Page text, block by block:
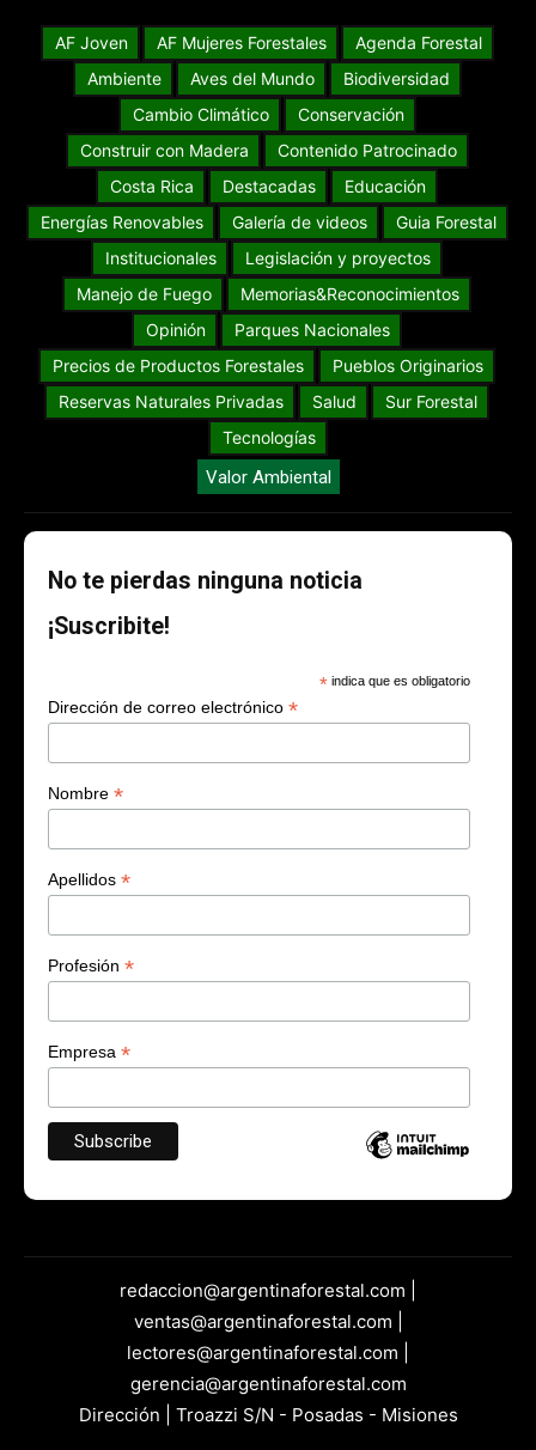
AF Joven AF Mujeres Forestales
Agenda Forestal
Ambiente
Aves del Mundo
Biodiversidad
Cambio Climático
Conservación
Construir con Madera
Contenido Patrocinado
Costa Rica
Destacadas
Educación
Energías Renovables
Galería de videos
Guia Forestal
Institucionales
Legislación y proyectos
Manejo de Fuego
Memorias&Reconocimientos
Opinión
Parques Nacionales
Precios de Productos Forestales
Pueblos Originarios
Reservas Naturales Privadas
Salud
Sur Forestal
Tecnologías
Valor Ambiental
No te pierdas ninguna noticia
¡Suscribite!
* indica que es obligatorio
Dirección de correo electrónico *
Nombre *
Apellidos *
Profesión *
Empresa *
redaccion@argentinaforestal.com |
ventas@argentinaforestal.com |
lectores@argentinaforestal.com |
gerencia@argentinaforestal.com
Dirección | Troazzi S/N - Posadas - Misiones